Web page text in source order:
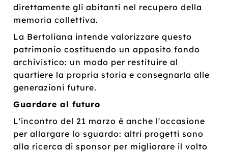
direttamente gli abitanti nel recupero della
memoria collettiva.
La Bertoliana intende valorizzare questo
patrimonio costituendo un apposito fondo
archivistico: un modo per restituire al
quartiere la propria storia e consegnarla alle
generazioni future.
Guardare al futuro
L'incontro del 21 marzo è anche l'occasione
per allargare lo sguardo: altri progetti sono
alla ricerca di sponsor per migliorare il volto